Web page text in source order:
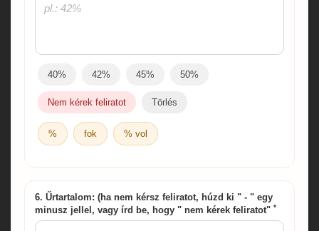
40% 42% 45% 50%
Nem kérek feliratot Törlés
% fok % vol
6. Űrtartalom: (ha nem kérsz feliratot, húzd ki " - " egy
minusz jellel, vagy írd be, hogy " nem kérek feliratot" *